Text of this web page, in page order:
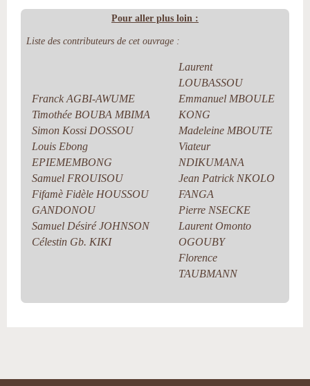
Pour aller plus loin :
Liste des contributeurs de cet ouvrage :
Franck AGBI-AWUME
Timothée BOUBA MBIMA
Simon Kossi DOSSOU
Louis Ebong
EPIEMEMBONG
Samuel FROUISOU
Fifamè Fidèle HOUSSOU
GANDONOU
Samuel Désiré JOHNSON
Célestin Gb. KIKI
Laurent
LOUBASSOU
Emmanuel MBOULE
KONG
Madeleine MBOUTE
Viateur
NDIKUMANA
Jean Patrick NKOLO
FANGA
Pierre NSECKE
Laurent Omonto
OGOUBY
Florence
TAUBMANN
document